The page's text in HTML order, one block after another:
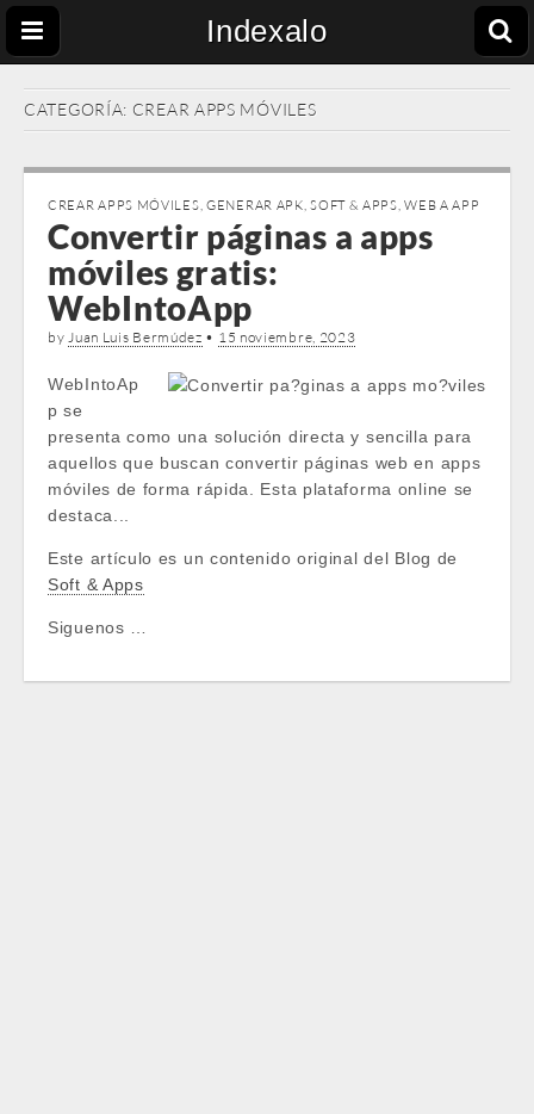
Indexalo
CATEGORÍA: CREAR APPS MÓVILES
CREAR APPS MÓVILES,GENERAR APK,SOFT & APPS,WEB A APP
Convertir páginas a apps
móviles gratis:
WebIntoApp
byJuan Luis Bermúdez • 15 noviembre, 2023
WebIntoAp
p se
presenta como una solución directa y sencilla para
aquellos que buscan convertir páginas web en apps
móviles de forma rápida. Esta plataforma online se
destaca...
Este artículo es un contenido original del Blog de
Soft & Apps
Siguenos …